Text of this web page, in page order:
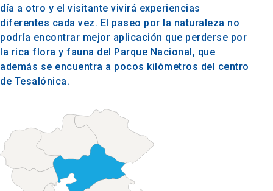
día a otro y el visitante vivirá experiencias
diferentes cada vez. El paseo por la naturaleza no
podría encontrar mejor aplicación que perderse por
la rica flora y fauna del Parque Nacional, que
además se encuentra a pocos kilómetros del centro
de Tesalónica.